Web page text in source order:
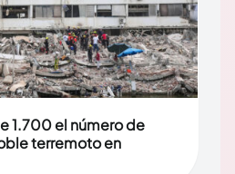
1.700 el número de
terremoto en